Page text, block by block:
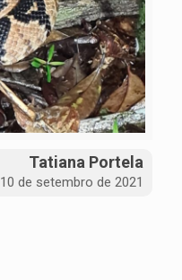
Tatiana Portela
10 de setembro de 2021